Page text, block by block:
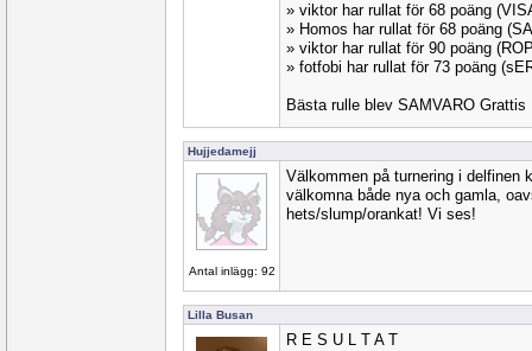
» viktor har rullat för 68 poäng
» Homos har rullat för 68 poäng
» viktor har rullat för 90 poäng
» fotfobi har rullat för 73 poäng
Bästa rulle blev SAMVARO Grattis
Hujjedamejj
Antal inlägg: 92
Välkommen på turnering i delfinen
välkomna både nya och gamla,
hets/slump/orankat! Vi ses!
Lilla Busan
R E S U L T A T